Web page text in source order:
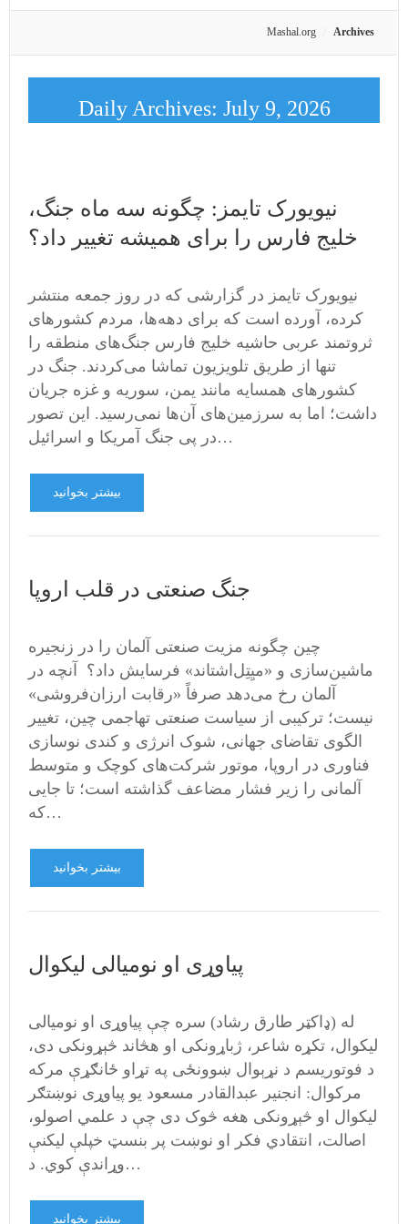
Mashal.org Archives
Daily Archives: July 9, 2026
نیویورک تایمز: چگونه سه ماه جنگ،
خلیج فارس را برای همیشه تغییر داد؟
نیویورک تایمز در گزارشی که در روز جمعه منتشر
کرده، آورده است که برای دهه‌ها، مردم کشورهای
ثروتمند عربی حاشیه خلیج فارس جنگ‌های منطقه را
تنها از طریق تلویزیون تماشا می‌کردند. جنگ در
کشورهای همسایه مانند یمن، سوریه و غزه جریان
داشت؛ اما به سرزمین‌های آن‌ها نمی‌رسید. این تصور
در پی جنگ آمریکا و اسرائیل…
بیشتر بخوانید
جنگ صنعتی در قلب اروپا
چین چگونه مزیت صنعتی آلمان را در زنجیره
ماشین‌سازی و «میِتِل‌اشتاند» فرسایش داد؟ آنچه در
آلمان رخ می‌دهد صرفاً «رقابت ارزان‌فروشی»
نیست؛ ترکیبی از سیاست صنعتی تهاجمی چین، تغییر
الگوی تقاضای جهانی، شوک انرژی و کندی نوسازی
فناوری در اروپا، موتور شرکت‌های کوچک و متوسط
آلمانی را زیر فشار مضاعف گذاشته است؛ تا جایی
که…
بیشتر بخوانید
پیاوړی او نومیالی لیکوال
له (ډاکټر طارق رشاد) سره چې پیاوړی او نومیالی
لیکوال، تکړه شاعر، ژباړونکی او هڅاند څېړونکی دی،
د فوتوریسم د نړېوال ښوونځی په تړاو ځانګړې مرکه
مرکوال: انجنیر عبدالقادر مسعود یو پیاوړی نوښتګر
لیکوال او څېړونکی هغه څوک دی چې د علمي اصولو،
اصالت، انتقادي فکر او نوښت پر بنسټ خپلې لیکنې
وړاندې کوي. د…
بیشتر بخوانید